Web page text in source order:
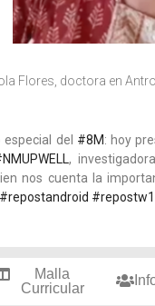
Flores, doctora en
del #8M: hoy
,
nos cuenta la
#repostandroid
Malla
Curricular